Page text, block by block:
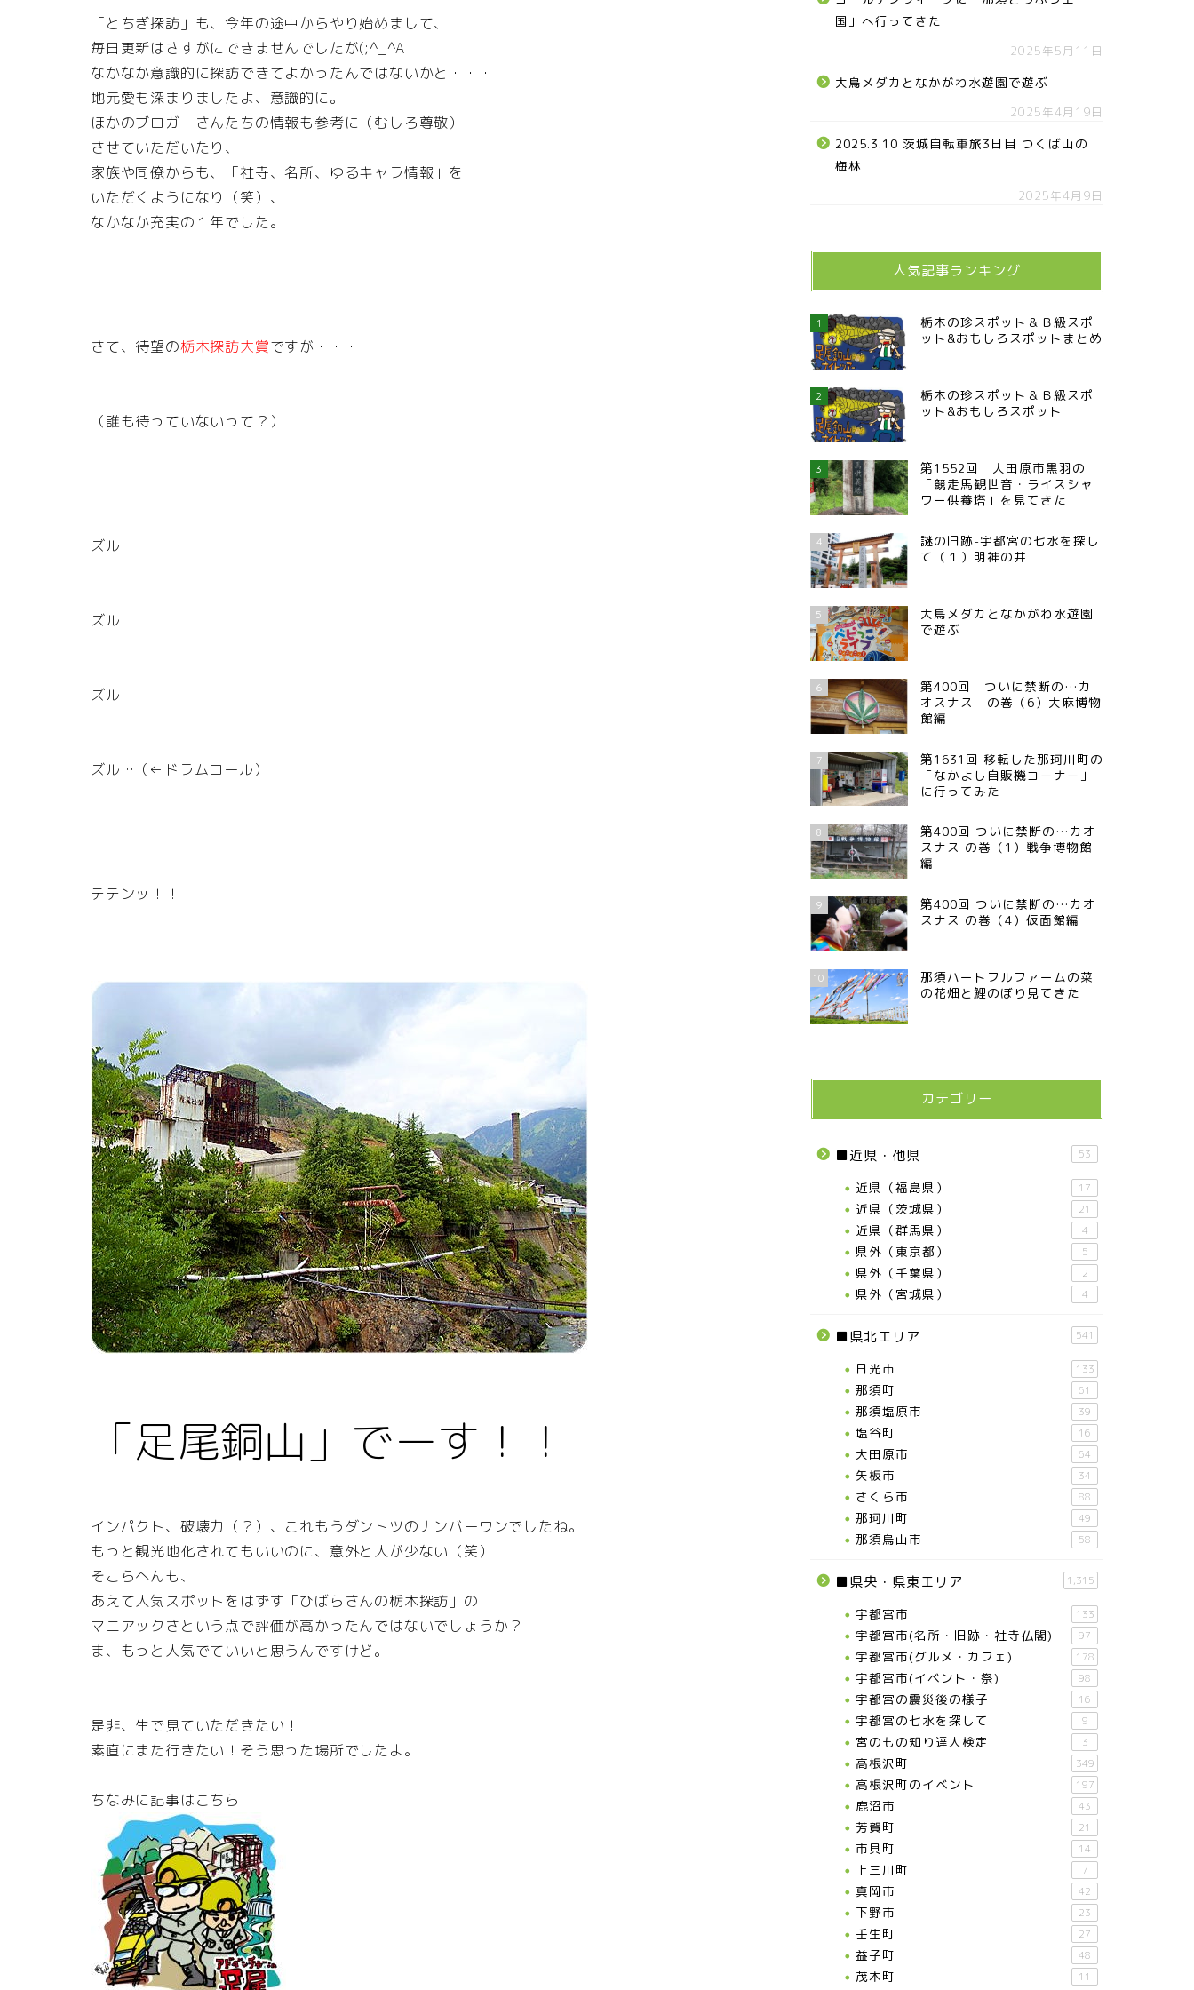
「とちぎ探訪」も、今年の途中からやり始めまして、
毎日更新はさすがにできませんでしたが(;^_^A
なかなか意識的に探訪できてよかったんではないかと・・・
地元愛も深まりましたよ、意識的に。
ほかのブロガーさんたちの情報も参考に（むしろ尊敬）
させていただいたり、
家族や同僚からも、「社寺、名所、ゆるキャラ情報」を
いただくようになり（笑）、
なかなか充実の１年でした。
さて、待望の栃木探訪大賞ですが・・・
（誰も待っていないって？）
ズル
ズル
ズル
ズル…（←ドラムロール）
テテンッ！！
「足尾銅山」でーす！！
インパクト、破壊力（？）、これもうダントツのナンバーワンでしたね。
もっと観光地化されてもいいのに、意外と人が少ない（笑）
そこらへんも、
あえて人気スポットをはずす「ひばらさんの栃木探訪」の
マニアックさという点で評価が高かったんではないでしょうか？
ま、もっと人気でていいと思うんですけど。
是非、生で見ていただきたい！
素直にまた行きたい！そう思った場所でしたよ。
ちなみに記事はこちら
国」へ行ってきた
2025年5月11日
大鳥メダカとなかがわ水遊園で遊ぶ
2025年4月19日
2025.3.10 茨城自転車旅3日目 つくば山の
梅林
2025年4月9日
人気記事ランキング
1
栃木の珍スポット＆Ｂ級スポ
ット&おもしろスポットまとめ
2
栃木の珍スポット＆Ｂ級スポ
ット&おもしろスポット
3
第1552回 大田原市黒羽の
「競走馬観世音・ライスシャ
ワー供養塔」を見てきた
4
謎の旧跡-宇都宮の七水を探し
て（１）明神の井
5
大鳥メダカとなかがわ水遊園
で遊ぶ
6
第400回 ついに禁断の…カ
オスナス の巻（6）大麻博物
館編
7
第1631回 移転した那珂川町の
「なかよし自販機コーナー」
に行ってみた
8
第400回 ついに禁断の…カオ
スナス の巻（1）戦争博物館
編
9
第400回 ついに禁断の…カオ
スナス の巻（4）仮面館編
10
那須ハートフルファームの菜
の花畑と鯉のぼり見てきた
カテゴリー
■近県・他県 53
近県（福島県） 17
近県（茨城県） 21
近県（群馬県） 4
県外（東京都） 5
県外（千葉県） 2
県外（宮城県） 4
■県北エリア 541
日光市 133
那須町 61
那須塩原市 39
塩谷町 16
大田原市 64
矢板市 34
さくら市 88
那珂川町 49
那須烏山市 58
■県央・県東エリア 1,315
宇都宮市 133
宇都宮市(名所・旧跡・社寺仏閣) 97
宇都宮市(グルメ・カフェ) 178
宇都宮市(イベント・祭) 98
宇都宮の震災後の様子 16
宇都宮の七水を探して 9
宮のもの知り達人検定 3
高根沢町 349
高根沢町のイベント 197
鹿沼市 43
芳賀町 21
市貝町 14
上三川町 7
真岡市 42
下野市 23
壬生町 27
益子町 48
茂木町 11